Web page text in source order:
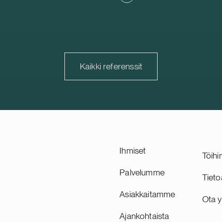
Family Foundationin
ja
joka on suunniteltu
kehittäjä.
johtava
Suomessa. Suomi on
kehittyvä ja strategisesti
Kaikki referenssit
Ihmiset
Palvelumme
Asiakkaitamme
Ajankohtaista
Ota